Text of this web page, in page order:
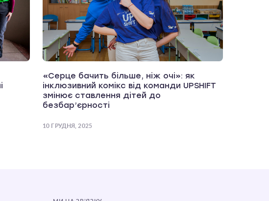
«Серце бачить більше, ніж очі»: як
інклюзивний комікс від команди UPSHIFT
змінює ставлення дітей до
безбар’єрності
10 ГРУДНЯ, 2025